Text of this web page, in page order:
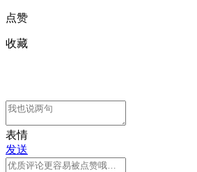
点赞
收藏
表情
发送